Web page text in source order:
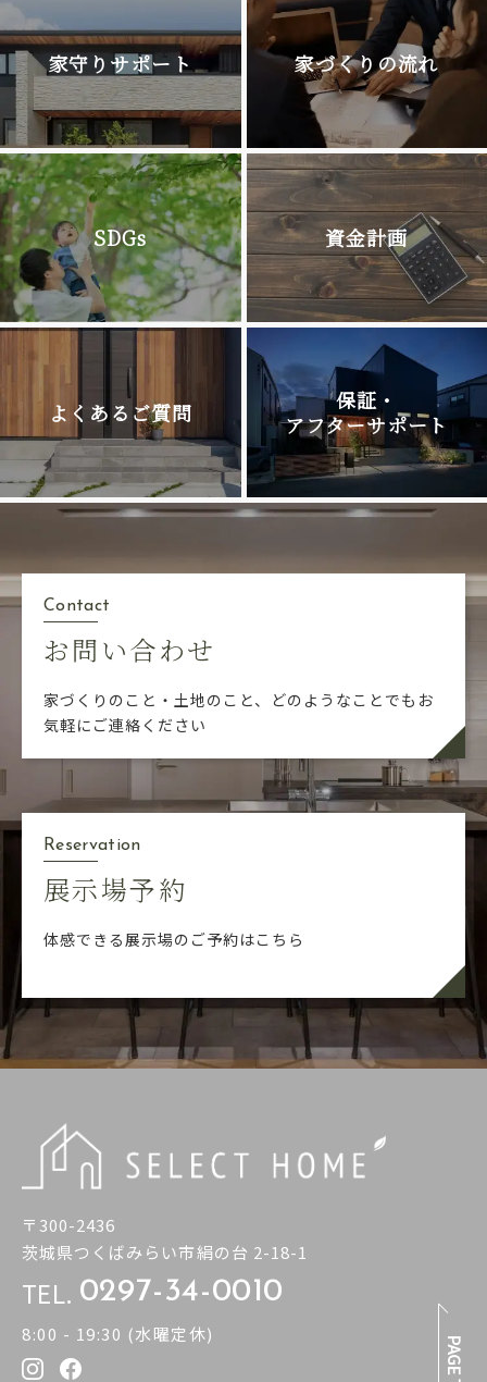
家守りサポート 家づくりの流れ
SDGs 資金計画
よくあるご質問
保証・
アフターサポート
Contact
お問い合わせ
家づくりのこと・土地のこと、どのようなことでも お
気軽にご連絡ください
Reservation
展示場予約
体感できる展示場のご予約はこちら
〒300-2436
茨城県つくばみらい市絹の台 2-18-1
TEL. 0297-34-0010
8:00 - 19:30 (水曜定休)